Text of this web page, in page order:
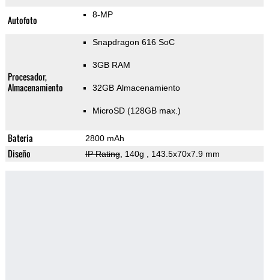
Autofoto 8-MP
Procesador,
Almacenamiento
Snapdragon 616 SoC
3GB RAM
32GB Almacenamiento
MicroSD (128GB max.)
Bateria 2800 mAh
Diseño IP Rating, 140g , 143.5x70x7.9 mm